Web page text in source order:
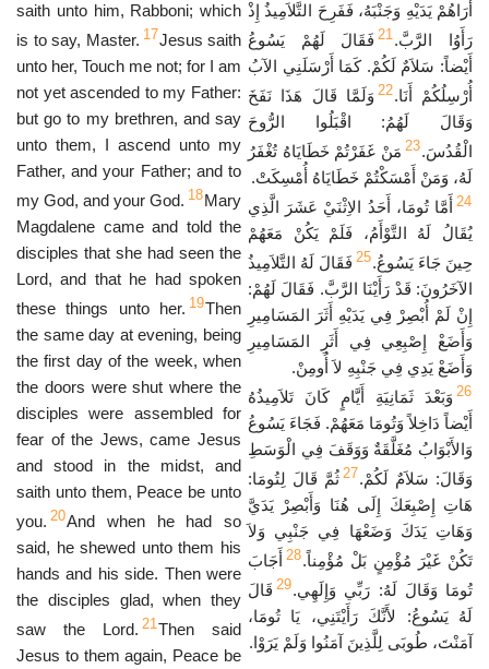
saith unto him, Rabboni; which
is to say, Master. 17Jesus saith
unto her, Touch me not; for I am
not yet ascended to my Father:
but go to my brethren, and say
unto them, I ascend unto my
Father, and your Father; and to
my God, and your God. 18Mary
Magdalene came and told the
disciples that she had seen the
Lord, and that he had spoken
these things unto her. 19Then
the same day at evening, being
the first day of the week, when
the doors were shut where the
disciples were assembled for
fear of the Jews, came Jesus
and stood in the midst, and
saith unto them, Peace be unto
you. 20And when he had so
said, he shewed unto them his
hands and his side. Then were
the disciples glad, when they
saw the Lord. 21Then said
Jesus to them again, Peace be
أَرَاهُمْ يَدَيْهِ وَجَنْبَهُ، فَفَرِحَ التَّلاَمِيذُ إِذْ
رَأَوُا الرَّبَّ.21 فَقَالَ لَهُمْ يَسُوعُ
أَيْضاً: سَلاَمٌ لَكُمْ. كَمَا أَرْسَلَنِي الآبُ
أُرْسِلُكُمْ أَنَا.22 وَلَمَّا قَالَ هَذَا نَفَخَ
وَقَالَ لَهُمُ: اقْبَلُوا الرُّوحَ
الْقُدُسَ.23 مَنْ غَفَرْتُمْ خَطَايَاهُ تُغْفَرُ
لَهُ، وَمَنْ أَمْسَكْتُمْ خَطَايَاهُ أُمْسِكَتْ.
24 أَمَّا تُومَا، أَحَدُ الاِثْنَيْ عَشَرَ الَّذِي
يُقَالُ لَهُ التَّوْأَمُ، فَلَمْ يَكُنْ مَعَهُمْ
حِينَ جَاءَ يَسُوعُ.25 فَقَالَ لَهُ التَّلاَمِيذُ
الآخَرُونَ: قَدْ رَأَيْنَا الرَّبَّ. فَقَالَ لَهُمْ:
إِنْ لَمْ أُبْصِرْ فِي يَدَيْهِ أَثَرَ المَسَامِيرِ
وَأَضَعْ إِصْبِعِي فِي أَثَرِ المَسَامِيرِ
وَأَضَعْ يَدِي فِي جَنْبِهِ لاَ أُومِنْ.
26 وَبَعْدَ ثَمَانِيَةِ أَيَّامٍ كَانَ تَلاَمِيذُهُ
أَيْضاً دَاخِلاً وَتُومَا مَعَهُمْ. فَجَاءَ يَسُوعُ
وَالأَبْوَابُ مُغَلَّقَةٌ وَوَقَفَ فِي الْوَسَطِ
وَقَالَ: سَلاَمٌ لَكُمْ.27 ثُمَّ قَالَ لِتُومَا:
هَاتِ إِصْبِعَكَ إِلَى هُنَا وَأَبْصِرْ يَدَيَّ
وَهَاتِ يَدَكَ وَضَعْهَا فِي جَنْبِي وَلاَ
تَكُنْ غَيْرَ مُؤْمِنٍ بَلْ مُؤْمِناً.28 أَجَابَ
تُومَا وَقَالَ لَهُ: رَبِّي وَإِلَهِي.29 قَالَ
لَهُ يَسُوعُ: لأَنَّكَ رَأَيْتَنِي، يَا تُومَا،
آمَنْتَ، طُوبَى لِلَّذِينَ آمَنُوا وَلَمْ يَرَوْا.